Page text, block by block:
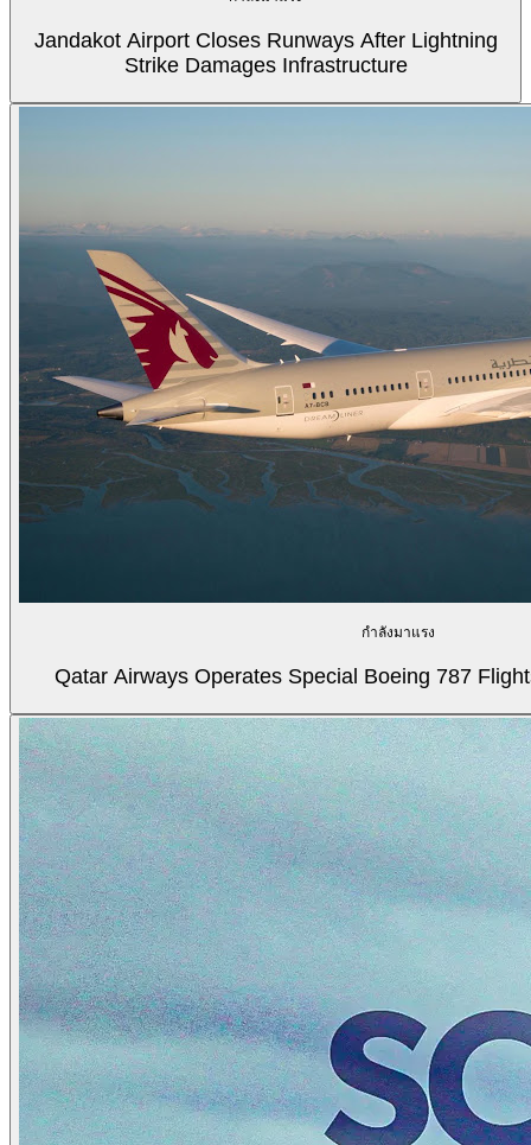
Jandakot Airport Closes Runways After Lightning
Strike Damages Infrastructure
กำลังมาแรง
Qatar Airways Operates Special Boeing 787